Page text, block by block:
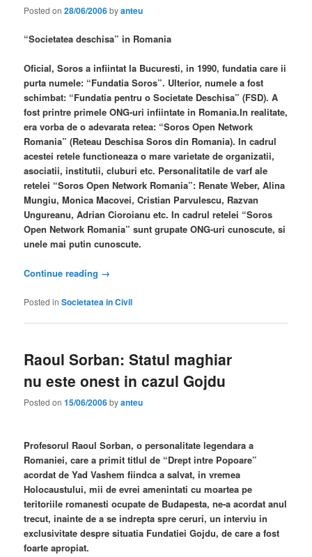
Posted on28/06/2006byanteu
“Societatea deschisa” in Romania
Oficial, Soros a infiintat la Bucuresti, in 1990, fundatia care ii
purta numele: “Fundatia Soros”. Ulterior, numele a fost
schimbat: “Fundatia pentru o Societate Deschisa” (FSD). A
fost printre primele ONG-uri infiintate in Romania.In realitate,
era vorba de o adevarata retea: “Soros Open Network
Romania” (Reteau Deschisa Soros din Romania). In cadrul
acestei retele functioneaza o mare varietate de organizatii,
asociatii, institutii, cluburi etc. Personalitatile de varf ale
retelei “Soros Open Network Romania”: Renate Weber, Alina
Mungiu, Monica Macovei, Cristian Parvulescu, Razvan
Ungureanu, Adrian Cioroianu etc. In cadrul retelei “Soros
Open Network Romania” sunt grupate ONG-uri cunoscute, si
unele mai putin cunoscute.
Continue reading →
Posted in Societatea in Civil
Raoul Sorban: Statul maghiar
nu este onest in cazul Gojdu
Posted on15/06/2006byanteu
Profesorul Raoul Sorban, o personalitate legendara a
Romaniei, care a primit titlul de “Drept intre Popoare”
acordat de Yad Vashem fiindca a salvat, in vremea
Holocaustului, mii de evrei amenintati cu moartea pe
teritoriile romanesti ocupate de Budapesta, ne-a acordat anul
trecut, inainte de a se indrepta spre ceruri, un interviu in
exclusivitate despre situatia Fundatiei Gojdu, de care a fost
foarte apropiat.